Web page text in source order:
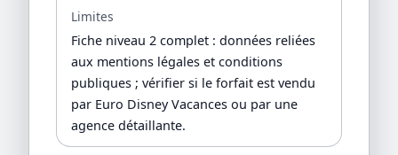
Limites
Fiche niveau 2 complet : données reliées
aux mentions légales et conditions
publiques ; vérifier si le forfait est vendu
par Euro Disney Vacances ou par une
agence détaillante.